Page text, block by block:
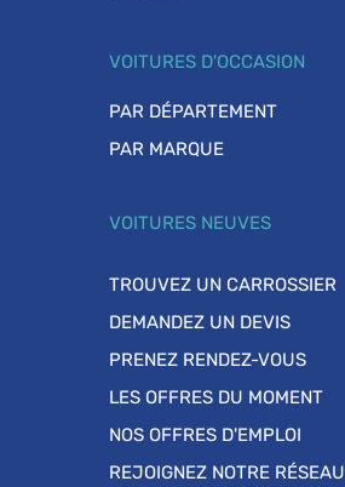
VOITURES D'OCCASION
PAR DÉPARTEMENT
PAR MARQUE
VOITURES NEUVES
TROUVEZ UN CARROSSIER
DEMANDEZ UN DEVIS
PRENEZ RENDEZ-VOUS
LES OFFRES DU MOMENT
NOS OFFRES D'EMPLOI
REJOIGNEZ NOTRE RÉSEAU